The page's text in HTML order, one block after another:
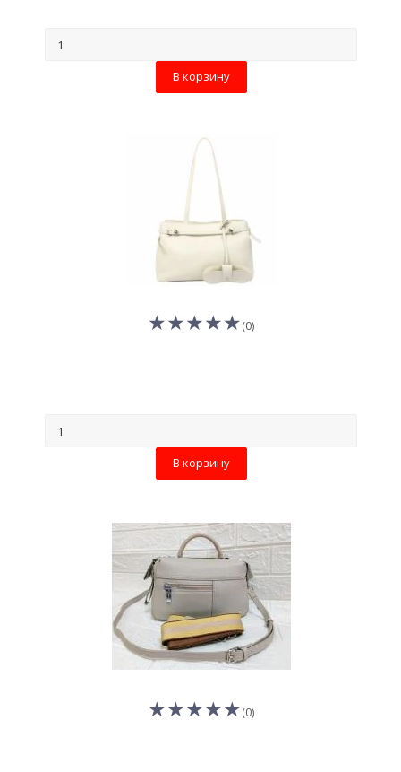
В корзину
(0)
В корзину
(0)